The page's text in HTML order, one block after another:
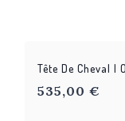
Tête De Cheval |
535,00 €